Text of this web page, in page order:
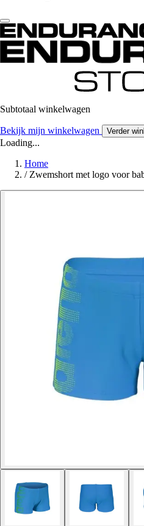
Subtotaal winkelwagen
Bekijk mijn winkelwagen Verder
Loading...
Home
/ Zwemshort met logo voor